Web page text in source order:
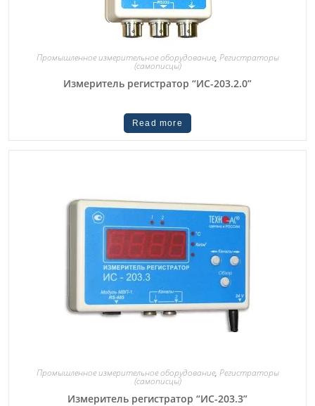
Промышленное измерительное оборудование, Регистраторы
(самописцы)
Измеритель регистратор “ИС-203.2.0”
Read more
Промышленное измерительное оборудование, Регистраторы
(самописцы)
Измеритель регистратор “ИС-203.3”